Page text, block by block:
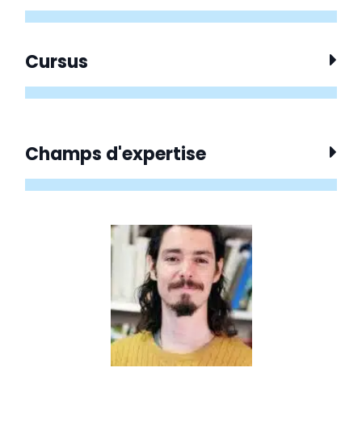
Cursus
Champs d'expertise